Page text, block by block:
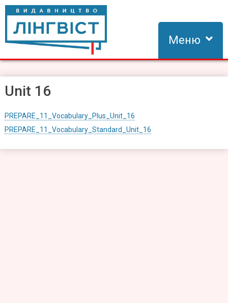
Skip
content
Видавництво Лінгвіст
Видавництво Лінгвіст – адаптація та створення видань для
Меню
Unit 16
PREPARE_11_Vocabulary_Plus_Unit_16
PREPARE_11_Vocabulary_Standard_Unit_16